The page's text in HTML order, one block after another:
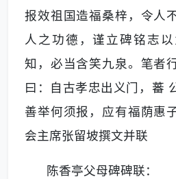
报效祖国造福桑梓，令人
人之功德，谨立碑铭志
知，必当含笑九泉。笔者
曰：自古孝忠出义门，蕃
善举何须报，应有福荫惠
会主席张留坡撰文并联
陈香亭父母碑碑联：